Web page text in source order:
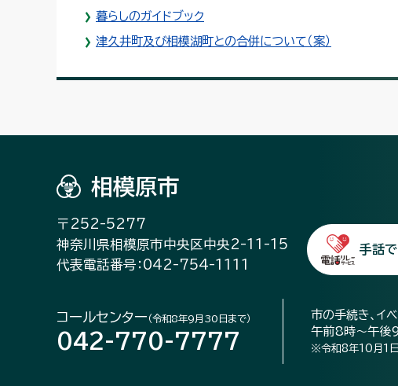
暮らしのガイドブック
津久井町及び相模湖町との合併について（案）
相模原市
〒252-5277
神奈川県相模原市中央区中央2-11-15
代表電話番号：042-754-1111
手話
コールセンター （令和8年9月30日まで）
042-770-7777
市の手続き、イ
午前8時～午後
※令和8年10月1日